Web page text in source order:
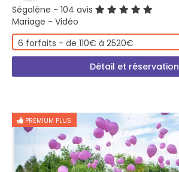
Ségolène - 104 avis
Mariage - Vidéo
6 forfaits - de 110€ à 2520€
Détail et réservation
PREMIUM PLUS